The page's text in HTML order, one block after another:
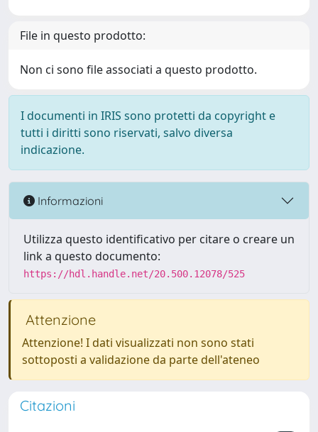
File in questo prodotto:
Non ci sono file associati a questo prodotto.
I documenti in IRIS sono protetti da copyright e
tutti i diritti sono riservati, salvo diversa
indicazione.
Informazioni
Utilizza questo identificativo per citare o creare un
link a questo documento:
https://hdl.handle.net/20.500.12078/525
Attenzione
Attenzione! I dati visualizzati non sono stati
sottoposti a validazione da parte dell'ateneo
Citazioni